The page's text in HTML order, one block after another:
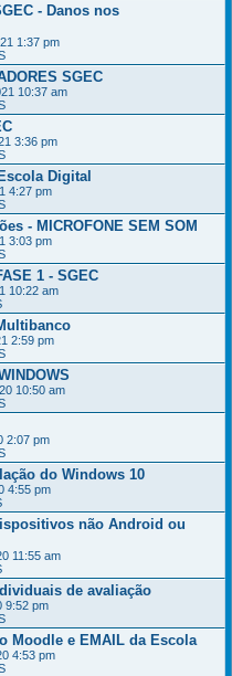
- Danos nos
1:37 pm
SGEC
10:37 am
3:36 pm
Digital
4:27 pm
- MICROFONE SEM SOM
3:03 pm
1 - SGEC
10:22 am
2:59 pm
10:50 am
2:07 pm
do Windows 10
4:55 pm
não Android ou
11:55 am
de avaliação
9:52 pm
Moodle e EMAIL da Escola
4:53 pm